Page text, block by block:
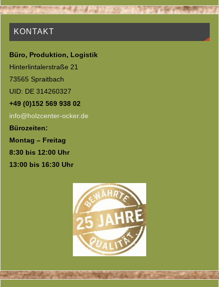
KONTAKT
Büro, Produktion, Logistik
Hinterlintalerstraße 21
73565 Spraitbach
UID: DE 314260327
+49 (0)152 569 938 02
info@holzcenter-ocker.de
Bürozeiten:
Montag – Freitag
8:30 bis 12:00 Uhr
13:00 bis 16:30 Uhr